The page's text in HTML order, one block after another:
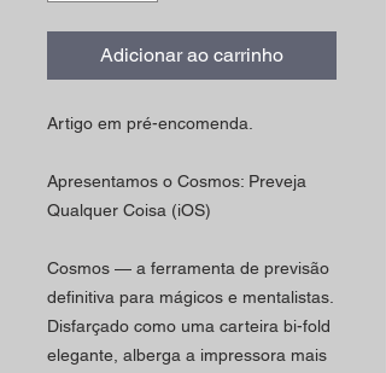
Adicionar ao carrinho
Artigo em pré-encomenda.
Apresentamos o Cosmos: Preveja
Qualquer Coisa (iOS)
Cosmos — a ferramenta de previsão
definitiva para mágicos e mentalistas.
Disfarçado como uma carteira bi-fold
elegante, alberga a impressora mais